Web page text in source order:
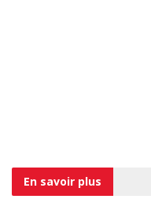
En savoir plus